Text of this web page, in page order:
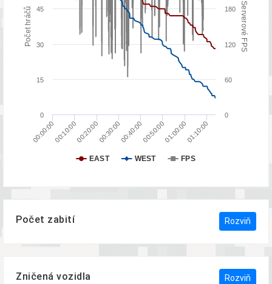
Počet hráčů Serverové FPS
EAST WEST FPS
00:00:0000:10:0000:20:0000:30:0000:40:0000:50:0001:00:0001:10:00
0
15
30
45
0
60
120
180
Počet zabití Rozviň
Zničená vozidla Rozviň